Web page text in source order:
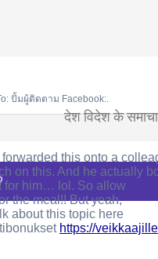
देश विदेश के
ปั้มผู้ติดตาม Facebook:.
this onto a
on this. And he actually
for him… lol. So allow
the meal!! But yeah,
about this topic here
https://